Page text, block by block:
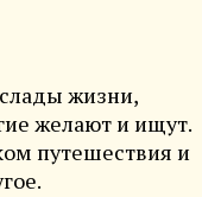
жизни,
желают и ищут.
путешествия и